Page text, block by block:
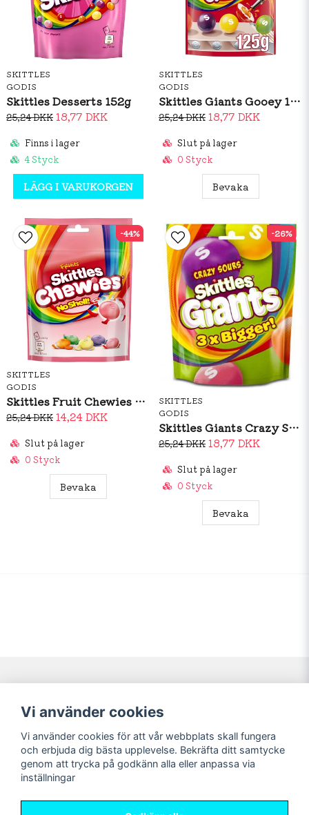
SKITTLES
GODIS
Skittles Desserts 152g
25,24 DKK 18,77 DKK
Finns i lager
4 Styck
LÄGG I VARUKORGEN
SKITTLES
GODIS
Skittles Giants Gooey 125g
25,24 DKK 18,77 DKK
Slut på lager
0 Styck
Bevaka
SKITTLES
GODIS
Skittles Fruit Chewies 137g
25,24 DKK 14,24 DKK
Slut på lager
0 Styck
Bevaka
-44%
SKITTLES
GODIS
Skittles Giants Crazy Sours 132g
25,24 DKK 18,77 DKK
Slut på lager
0 Styck
Bevaka
-26%
Navigering
Nyheter!
Förbeställning
Mitt konto
Logga in
Registrera dig
Glömt lösenord?
Sociala medier
Vi använder cookies
Vi använder cookies för att vår webbplats skall fungera
och erbjuda dig bästa upplevelse. Bekräfta ditt samtycke
genom att trycka på godkänn alla eller anpassa via
inställningar